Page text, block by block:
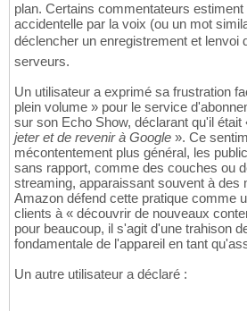
plan. Certains commentateurs
accidentelle par la voix (ou un mot
déclencher un enregistrement et lenvoi
serveurs.
Un utilisateur a exprimé sa frustration
plein volume » pour le service
sur son Echo Show, déclarant qu'il était
jeter et de revenir à Google ». Ce
mécontentement plus général, les
sans rapport, comme des couches ou
streaming, apparaissant souvent à des
Amazon défend cette pratique comme
clients à « découvrir de nouveaux
pour beaucoup, il s'agit d'une trahison
fondamentale de l'appareil en tant
Un autre utilisateur a déclaré :